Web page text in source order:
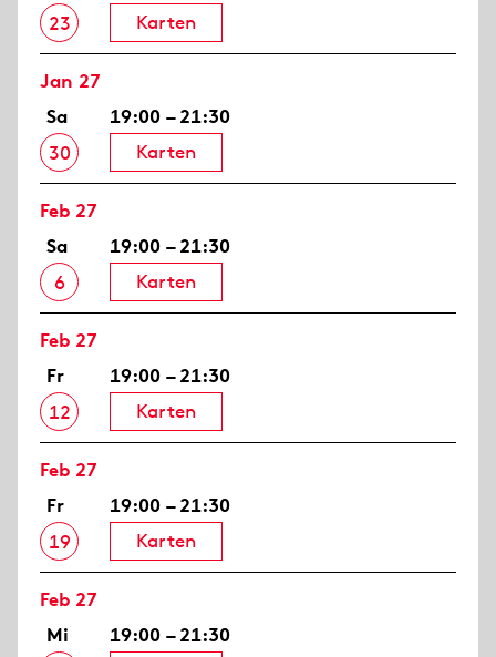
23
Karten
Jan 27
Sa
30
19:00 – 21:30
Karten
Feb 27
Sa
6
19:00 – 21:30
Karten
Feb 27
Fr
12
19:00 – 21:30
Karten
Feb 27
Fr
19
19:00 – 21:30
Karten
Feb 27
Mi
19:00 – 21:30